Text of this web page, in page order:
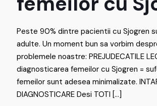
Peste 90% dintre pacientii cu Sjogren
adulte. Un moment bun sa vorbim
problemele noastre: PREJUDECATILE
diagnosticarea femeilor cu Sjogren =
femeilor sunt adesea minimalizate.
DIAGNOSTICARE Desi TOTI […]